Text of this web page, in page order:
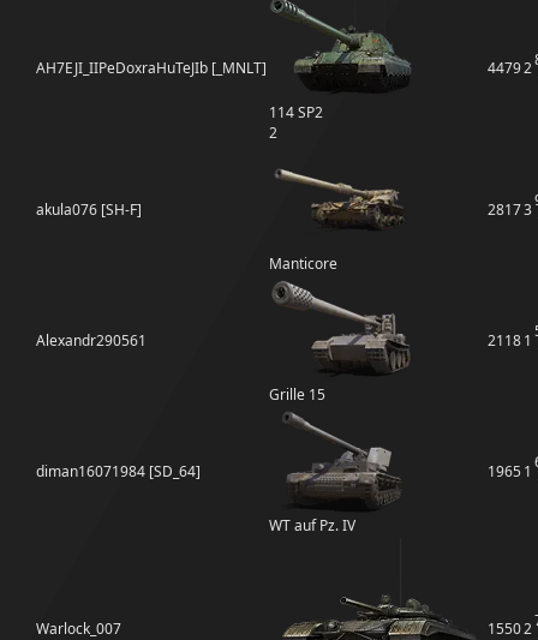
AH7EJI_IIPeDoxraHuTeJIb [_MNLT]
114 SP2
2
44792
akula076 [SH-F]
Manticore
28173
Alexandr290561
Grille 15
21181
diman16071984 [SD_64]
WT auf Pz. IV
19651
Warlock_007 15502